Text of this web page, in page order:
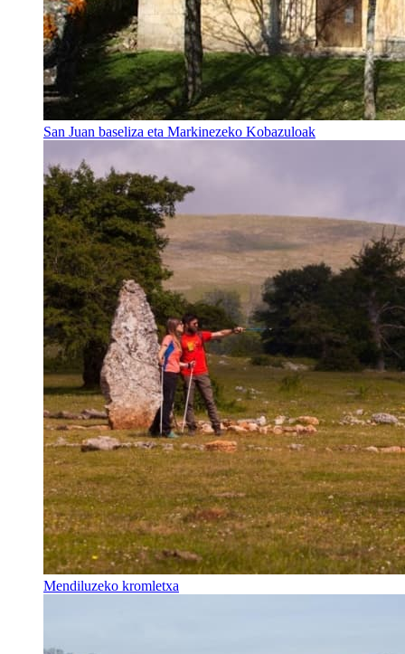
San Juan baseliza eta Markinezeko Kobazuloak
Mendiluzeko kromletxa